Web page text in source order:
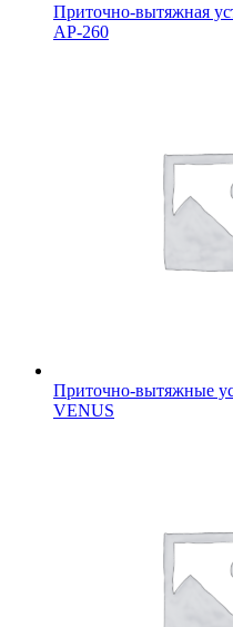
Приточно-вытяжная
AP-260
Приточно-вытяжные
VENUS